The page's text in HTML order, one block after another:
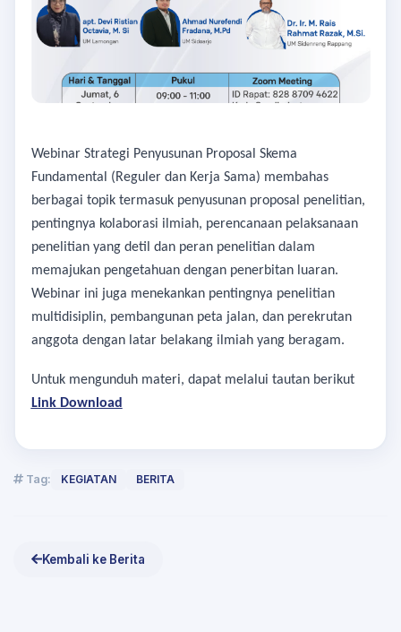
Webinar Strategi Penyusunan Proposal Skema
Fundamental (Reguler dan Kerja Sama) membahas
berbagai topik termasuk penyusunan proposal penelitian,
pentingnya kolaborasi ilmiah, perencanaan pelaksanaan
penelitian yang detil dan peran penelitian dalam
memajukan pengetahuandengan penerbitan luaran.
Webinar ini juga menekankan pentingnya penelitian
multidisiplin, pembangunan peta jalan, dan perekrutan
anggota dengan latar belakang ilmiah yang beragam.
Untuk mengunduh materi, dapat melalui tautan berikut
Link Download
Tag: KEGIATAN BERITA
Kembali ke Berita